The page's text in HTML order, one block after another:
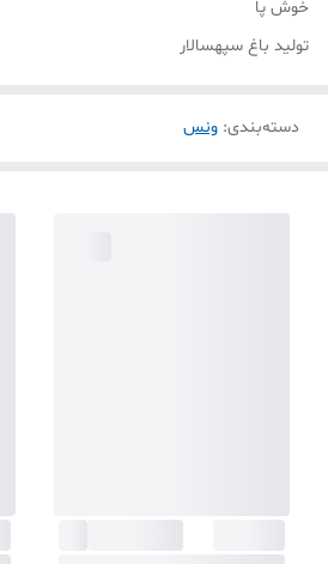
خوش پا
تولید باغ سپهسالار
دسته‌بندی: ونس